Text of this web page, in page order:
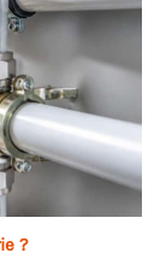
?